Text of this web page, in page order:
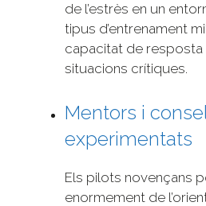
de l’estrès en un
tipus d’entrenament
capacitat de
situacions crítiques.
Mentors i
experimentats
Els pilots novençans
enormement de